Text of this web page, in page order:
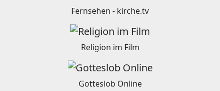
Fernsehen - kirche.tv
Religion im Film
Gotteslob Online